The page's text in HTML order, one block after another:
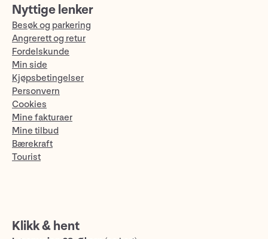
Nyttige lenker
Besøk og parkering
Angrerett og retur
Fordelskunde
Min side
Kjøpsbetingelser
Personvern
Cookies
Mine fakturaer
Mine tilbud
Bærekraft
Tourist
Klikk & hent